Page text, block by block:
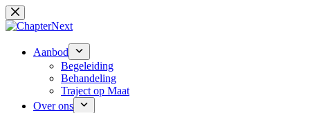
Ga
naar
Aanbod
Begeleiding
Behandeling
Traject op Maat
Over ons